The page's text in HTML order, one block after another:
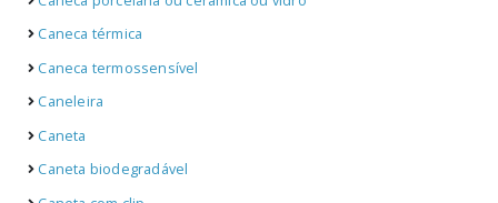
Caneca térmica
Caneca termossensível
Caneleira
Caneta
Caneta biodegradável